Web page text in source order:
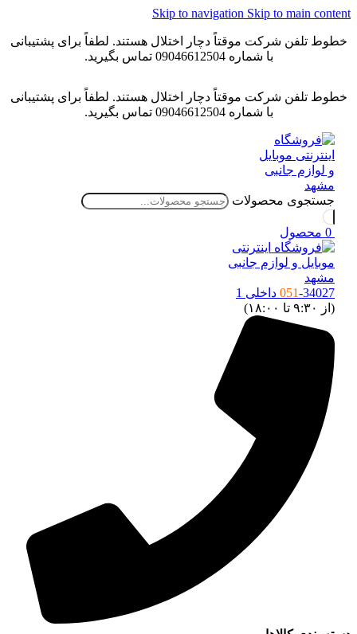
Skip to navigation Skip to main content
خطوط تلفن شرکت موقتاً دچار اختلال هستند. لطفاً برای پشتیبانی
با شماره 09046612504 تماس بگیرید.
خطوط تلفن شرکت موقتاً دچار اختلال هستند. لطفاً برای پشتیبانی
با شماره 09046612504 تماس بگیرید.
جستجوی محصولات
0 محصول
051-34027 داخلی 1
(از ۹:۳۰ تا ۱۸:۰۰)